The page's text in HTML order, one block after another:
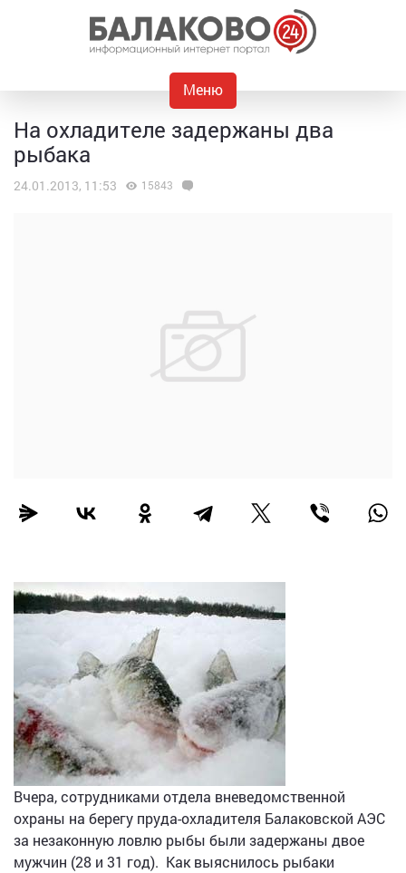
Меню
На охладителе задержаны два
рыбака
24.01.2013, 11:53 15843
Вчера, сотрудниками отдела вневедомственной
охраны на берегу пруда-охладителя Балаковской АЭС
за незаконную ловлю рыбы были задержаны двое
мужчин (28 и 31 год). Как выяснилось рыбаки